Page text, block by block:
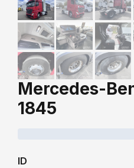
Mercedes-
1845
ID